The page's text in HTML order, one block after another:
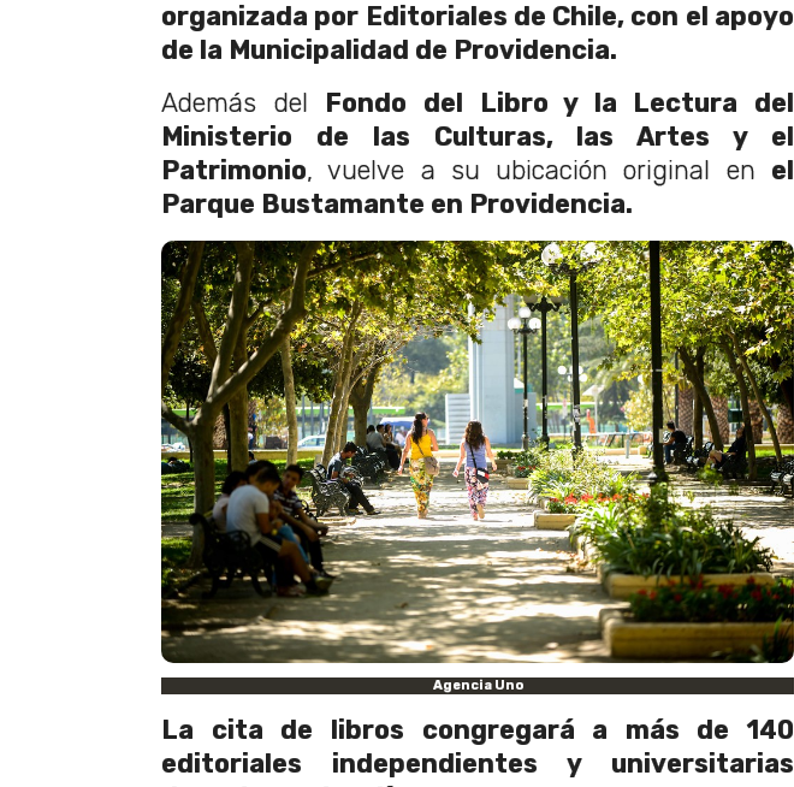
organizada por Editoriales de Chile, con el apoyo
de la Municipalidad de Providencia.
Además del Fondo del Libro y la Lectura del
Ministerio de las Culturas, las Artes y el
Patrimonio, vuelve a su ubicación original en el
Parque Bustamante en Providencia.
Agencia Uno
La cita de libros congregará a más de 140
editoriales independientes y universitarias